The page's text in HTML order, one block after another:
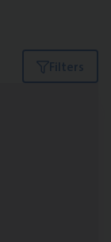
Filters